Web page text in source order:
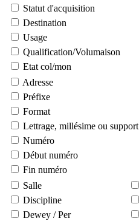
Statut d'acquisition
Destination
Usage
Qualification/Volumaison
Etat col/mon
Adresse
Préfixe
Format
Lettrage, millésime ou support
Numéro
Début numéro
Fin numéro
Salle
Discipline
Dewey / Per